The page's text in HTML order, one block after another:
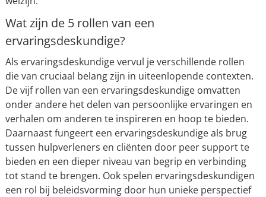
Wat zijn de 5 rollen van een
ervaringsdeskundige?
Als ervaringsdeskundige vervul je verschillende rollen
die van cruciaal belang zijn in uiteenlopende contexten.
De vijf rollen van een ervaringsdeskundige omvatten
onder andere het delen van persoonlijke ervaringen en
verhalen om anderen te inspireren en hoop te bieden.
Daarnaast fungeert een ervaringsdeskundige als brug
tussen hulpverleners en cliënten door peer support te
bieden en een dieper niveau van begrip en verbinding
tot stand te brengen. Ook spelen ervaringsdeskundigen
een rol bij beleidsvorming door hun unieke perspectief